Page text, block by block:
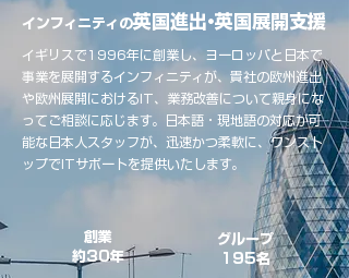
インフィニティの英国進出・英国展開支援
イギリスで1996年に創業し、ヨーロッパと日本で
事業を展開するインフィニティが、貴社の欧州進出
や欧州展開におけるIT、業務改善について親身にな
ってご相談に応じます。日本語・現地語の対応が可
能な日本人スタッフが、迅速かつ柔軟に、ワンスト
ップでITサポートを提供いたします。
創業
約30年
グループ
195名